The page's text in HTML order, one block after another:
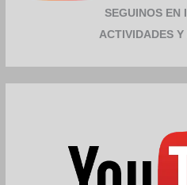
SEGUINOS EN
ACTIVIDADES